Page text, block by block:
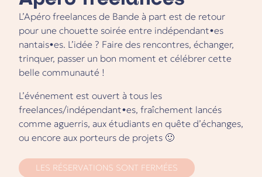
L’Apéro freelances de Bande à part est de retour
pour une chouette soirée entre indépendant•es
nantais•es. L’idée ? Faire des rencontres, échanger,
trinquer, passer un bon moment et célébrer cette
belle communauté !
L’événement est ouvert à tous les
freelances/indépendant•es, fraîchement lancés
comme aguerris, aux étudiants en quête d’échanges,
ou encore aux porteurs de projets 🙂
LES RÉSERVATIONS SONT FERMÉES